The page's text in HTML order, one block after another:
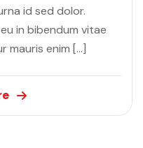
id sed dolor.
in bibendum vitae
mauris enim […]